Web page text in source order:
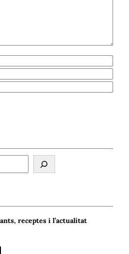
receptes i l’actualitat